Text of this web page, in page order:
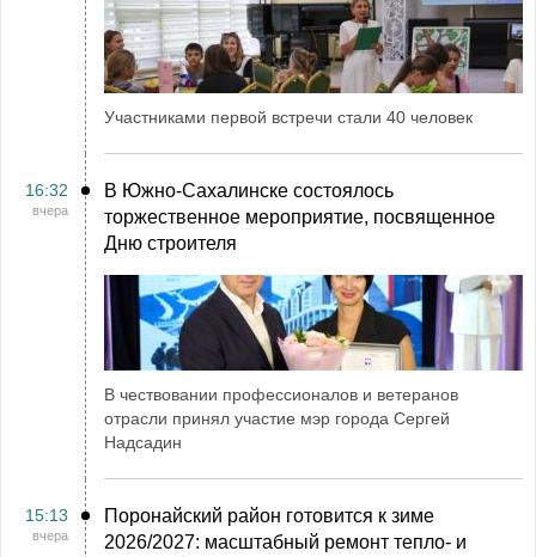
Участниками первой встречи стали 40 человек
16:32
вчера
В Южно-Сахалинске состоялось
торжественное мероприятие, посвященное
Дню строителя
В чествовании профессионалов и ветеранов
отрасли принял участие мэр города Сергей
Надсадин
15:13
вчера
Поронайский район готовится к зиме
2026/2027: масштабный ремонт тепло- и